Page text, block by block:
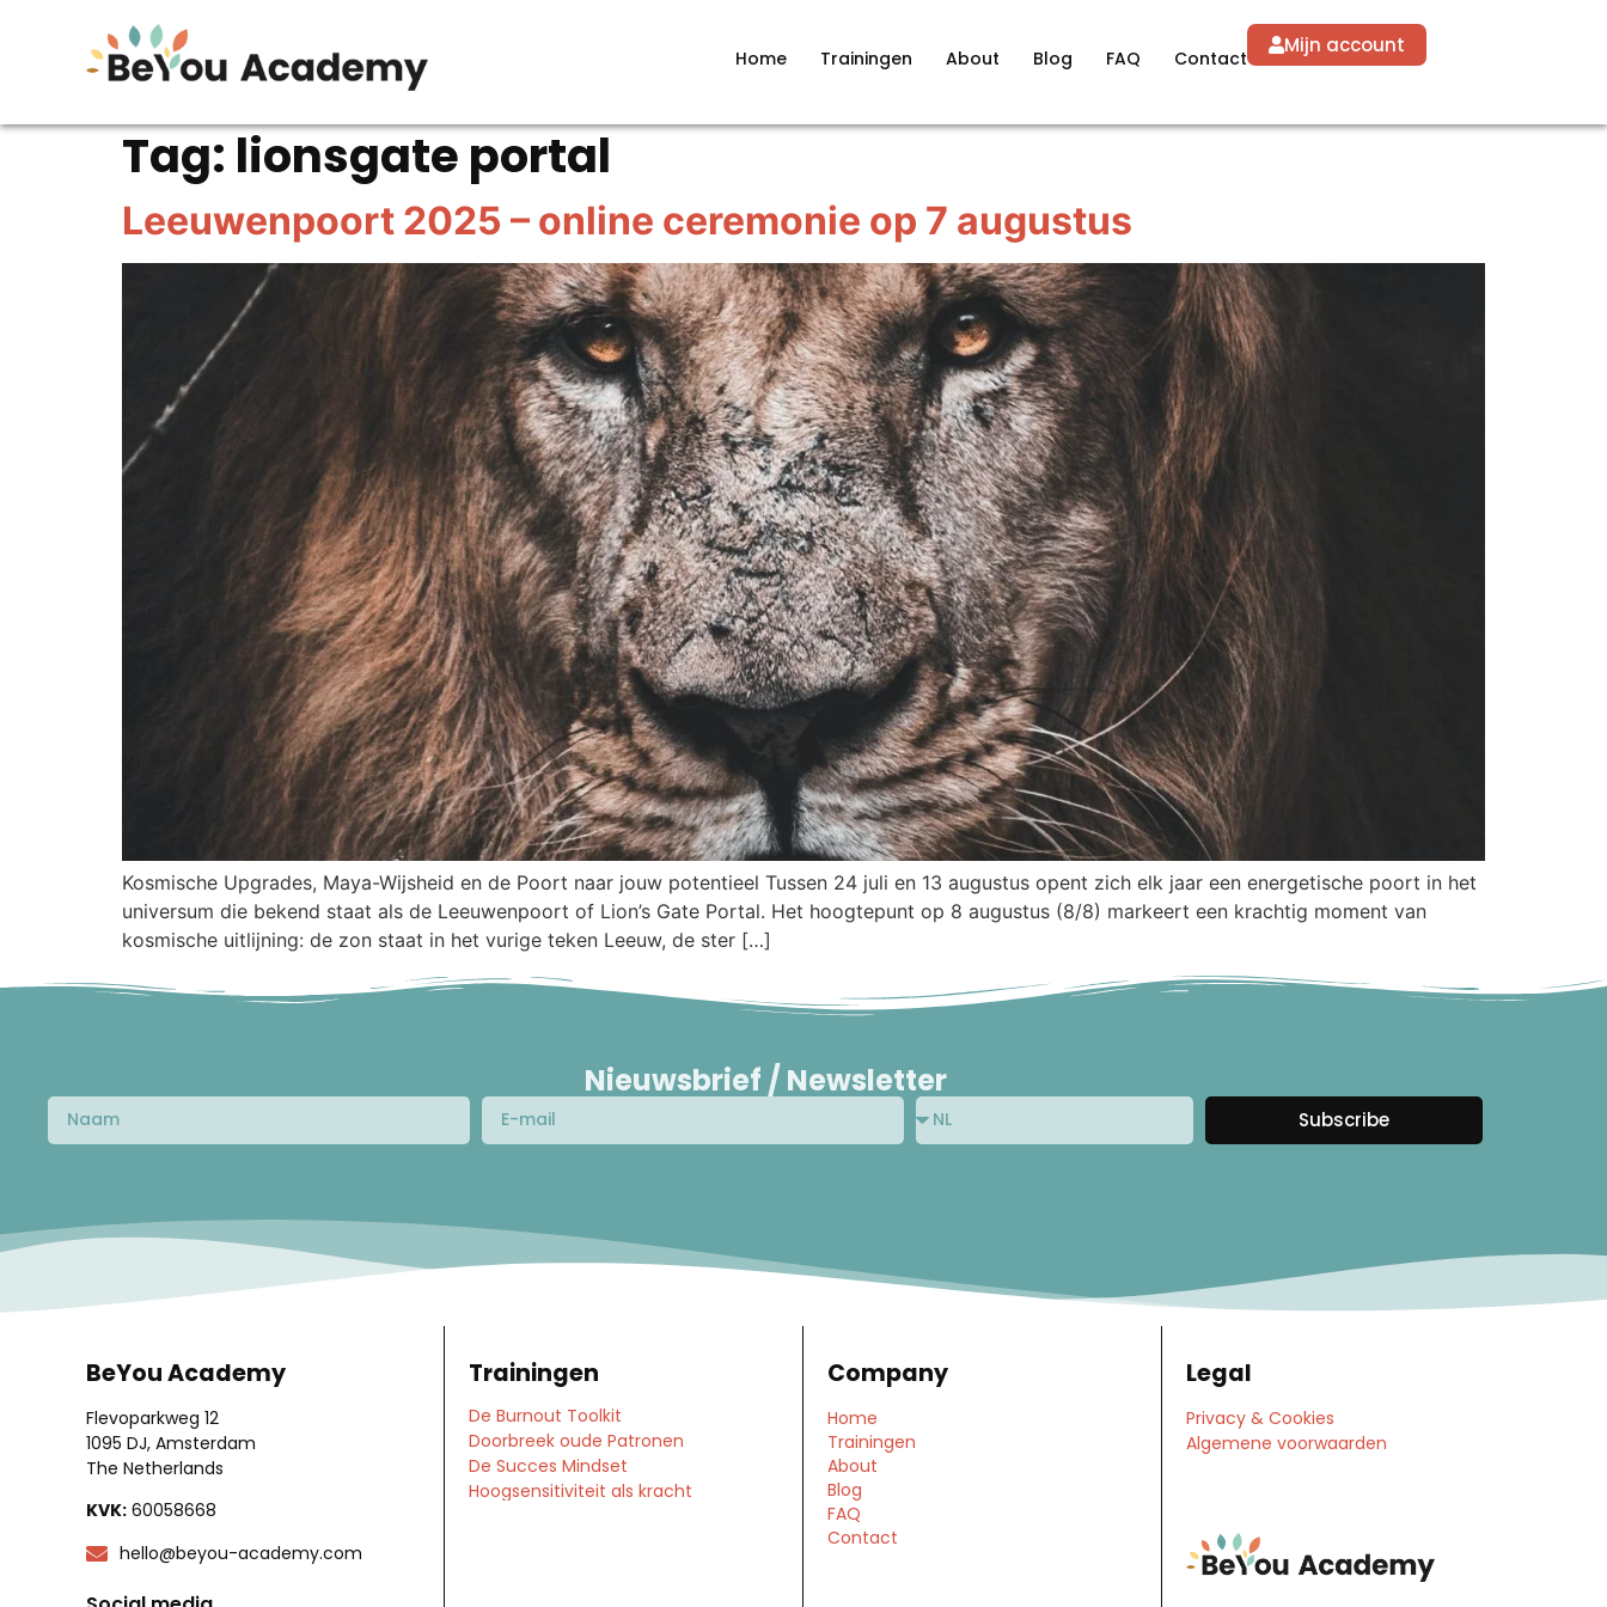
Home Trainingen About Blog FAQ Contact
Mijn account
Tag: lionsgate portal
Leeuwenpoort 2025 – online ceremonie op 7 augustus
Kosmische Upgrades, Maya-Wijsheid en de Poort naar jouw potentieel Tussen 24 juli en 13 augustus opent zich elk jaar een energetische poort in het
universum die bekend staat als de Leeuwenpoort of Lion’s Gate Portal. Het hoogtepunt op 8 augustus (8/8) markeert een krachtig moment van
kosmische uitlijning: de zon staat in het vurige teken Leeuw, de ster […]
Nieuwsbrief / Newsletter
Subscribe
BeYou Academy
Flevoparkweg 12
1095 DJ, Amsterdam
The Netherlands
KVK: 60058668
hello@beyou-academy.com
Trainingen
De Burnout Toolkit
Doorbreek oude Patronen
De Succes Mindset
Hoogsensitiviteit als kracht
Company
Home
Trainingen
About
Blog
FAQ
Contact
Legal
Privacy & Cookies
Algemene voorwaarden